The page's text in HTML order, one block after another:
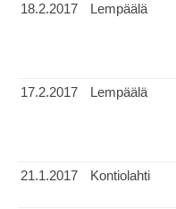
18.2.2017
Lempäälä
17.2.2017
Lempäälä
21.1.2017
Kontiolahti